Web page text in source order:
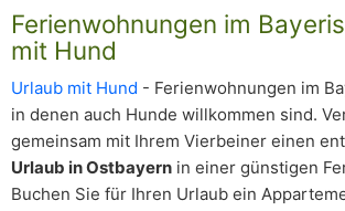
Ferienwohnungen im
mit Hund
Urlaub mit Hund - Ferienwohnungen im
in denen auch Hunde willkommen sind.
gemeinsam mit Ihrem Vierbeiner einen
Urlaub in Ostbayern in einer günstigen
Buchen Sie für Ihren Urlaub ein